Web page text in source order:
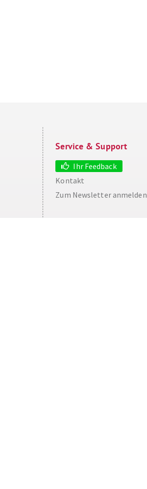
Service & Support
Ihr Feedback
Kontakt
Zum Newsletter anmelden